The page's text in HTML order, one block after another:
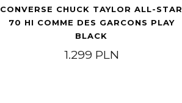
CONVERSE CHUCK TAYLOR ALL-STAR
70 HI COMME DES GARCONS PLAY
BLACK
1.299 PLN